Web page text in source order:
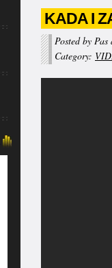
KADA I
Posted by
Category: